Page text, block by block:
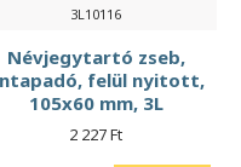
3L10116
Névjegytartó zseb,
felül nyitott,
105x60 mm, 3L
2 227 Ft